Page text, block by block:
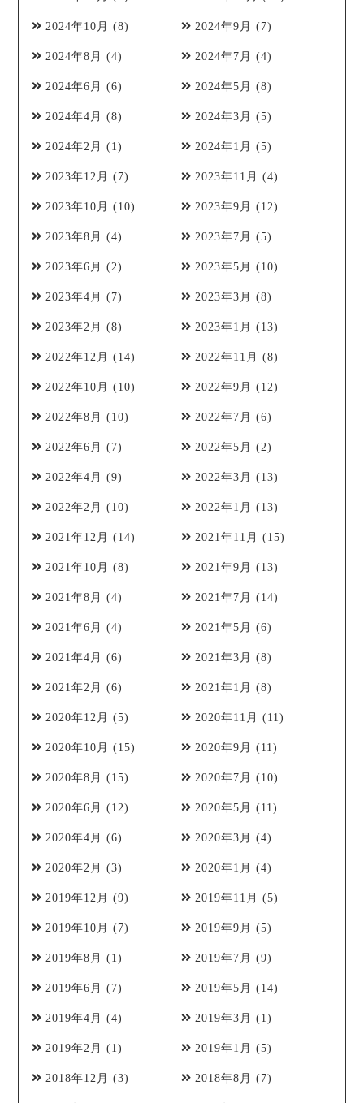
2024年10月 (8) 2024年9月 (7)
2024年8月 (4) 2024年7月 (4)
2024年6月 (6) 2024年5月 (8)
2024年4月 (8) 2024年3月 (5)
2024年2月 (1) 2024年1月 (5)
2023年12月 (7) 2023年11月 (4)
2023年10月 (10) 2023年9月 (12)
2023年8月 (4) 2023年7月 (5)
2023年6月 (2) 2023年5月 (10)
2023年4月 (7) 2023年3月 (8)
2023年2月 (8) 2023年1月 (13)
2022年12月 (14) 2022年11月 (8)
2022年10月 (10) 2022年9月 (12)
2022年8月 (10) 2022年7月 (6)
2022年6月 (7) 2022年5月 (2)
2022年4月 (9) 2022年3月 (13)
2022年2月 (10) 2022年1月 (13)
2021年12月 (14) 2021年11月 (15)
2021年10月 (8) 2021年9月 (13)
2021年8月 (4) 2021年7月 (14)
2021年6月 (4) 2021年5月 (6)
2021年4月 (6) 2021年3月 (8)
2021年2月 (6) 2021年1月 (8)
2020年12月 (5) 2020年11月 (11)
2020年10月 (15) 2020年9月 (11)
2020年8月 (15) 2020年7月 (10)
2020年6月 (12) 2020年5月 (11)
2020年4月 (6) 2020年3月 (4)
2020年2月 (3) 2020年1月 (4)
2019年12月 (9) 2019年11月 (5)
2019年10月 (7) 2019年9月 (5)
2019年8月 (1) 2019年7月 (9)
2019年6月 (7) 2019年5月 (14)
2019年4月 (4) 2019年3月 (1)
2019年2月 (1) 2019年1月 (5)
2018年12月 (3) 2018年8月 (7)